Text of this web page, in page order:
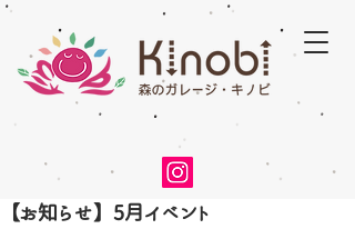
【お知らせ】5月イベント